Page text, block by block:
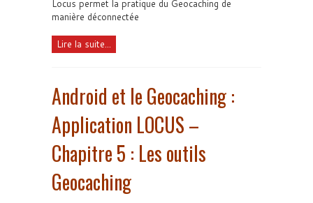
Locus permet la pratique du Geocaching de
manière déconnectée
Lire la suite...
Android et le Geocaching :
Application LOCUS –
Chapitre 5 : Les outils
Geocaching